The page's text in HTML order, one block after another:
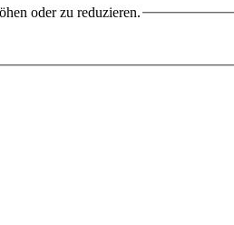
oder zu reduzieren.